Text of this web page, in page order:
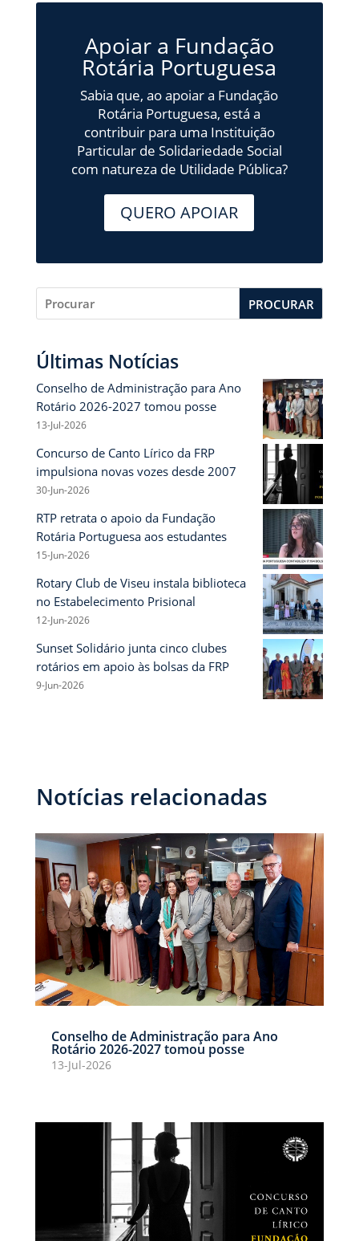
Apoiar a Fundação
Rotária Portuguesa
Sabia que, ao apoiar a Fundação
Rotária Portuguesa, está a
contribuir para uma Instituição
Particular de Solidariedade Social
com natureza de Utilidade Pública?
QUERO APOIAR
PROCURAR
Últimas Notícias
Conselho de Administração para Ano
Rotário 2026-2027 tomou posse
13-Jul-2026
Concurso de Canto Lírico da FRP
impulsiona novas vozes desde 2007
30-Jun-2026
RTP retrata o apoio da Fundação
Rotária Portuguesa aos estudantes
15-Jun-2026
Rotary Club de Viseu instala biblioteca
no Estabelecimento Prisional
12-Jun-2026
Sunset Solidário junta cinco clubes
rotários em apoio às bolsas da FRP
9-Jun-2026
Notícias relacionadas
Conselho de Administração para Ano
Rotário 2026-2027 tomou posse
13-Jul-2026